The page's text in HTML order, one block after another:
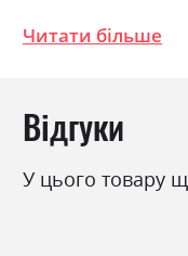
посиденьок. А в
Переваги столу-
сучасний
різними
ретельно
розрахована на
міцний корпус з
Читати більше
Відгуки
У цього товару